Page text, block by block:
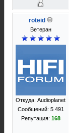
roteid
Ветеран
Откуда: Audioplanet
Сообщений: 5 491
Репутация: 168